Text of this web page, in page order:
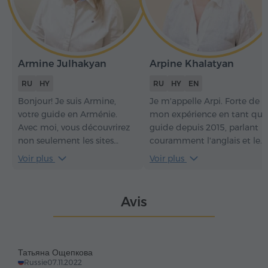
Armine Julhakyan
RU HY
Bonjour! Je suis Armine,
votre guide en Arménie.
Avec moi, vous découvrirez
non seulement les sites
célèbres, mais aussi les
trésors cachés de mon pays.
Voir plus
Arpine Khalatyan
RU HY EN
Je m'appelle Arpi. Forte de
mon expérience en tant que
guide depuis 2015, parlant
couramment l'anglais et le
russe et possédant de vastes
connaissances en histoire et
desquelles vous découvrirez
Voir plus
Avis
Татьяна Ощепкова
Russie07.11.2022